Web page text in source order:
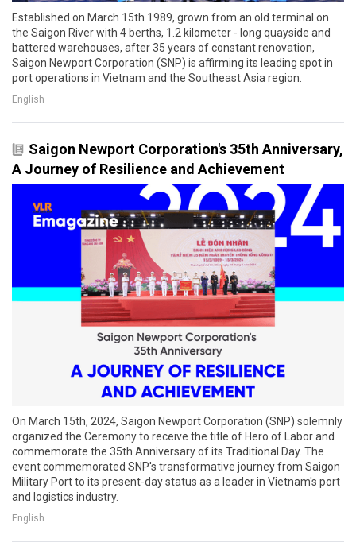
Established on March 15th 1989, grown from an old terminal on
the Saigon River with 4 berths, 1.2 kilometer - long quayside and
battered warehouses, after 35 years of constant renovation,
Saigon Newport Corporation (SNP) is affirming its leading spot in
port operations in Vietnam and the Southeast Asia region.
English
Saigon Newport Corporation's 35th Anniversary,
A Journey of Resilience and Achievement
On March 15th, 2024, Saigon Newport Corporation (SNP) solemnly
organized the Ceremony to receive the title of Hero of Labor and
commemorate the 35th Anniversary of its Traditional Day. The
event commemorated SNP's transformative journey from Saigon
Military Port to its present-day status as a leader in Vietnam's port
and logistics industry.
English